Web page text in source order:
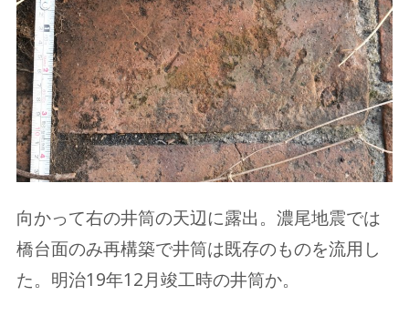
向かって右の井筒の天辺に露出。濃尾地震では
橋台面のみ再構築で井筒は既存のものを流用し
た。明治19年12月竣工時の井筒か。